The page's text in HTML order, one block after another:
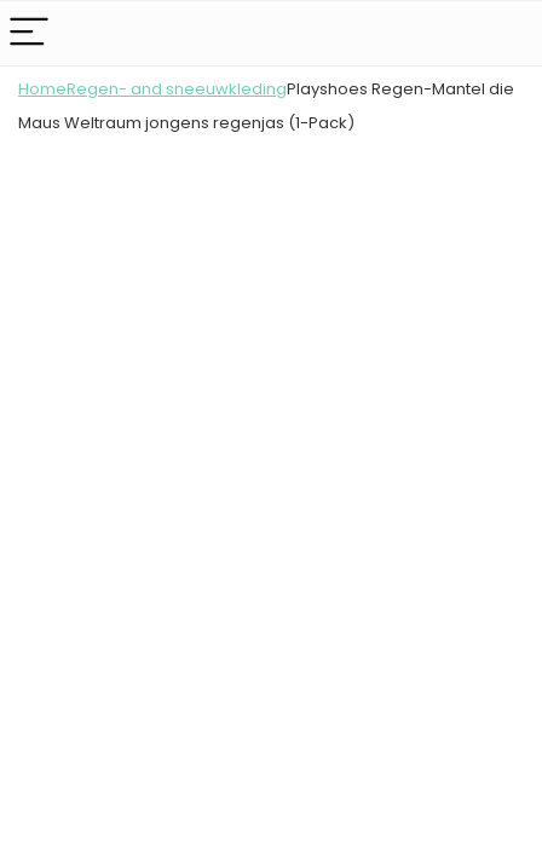
HomeRegen- and sneeuwkledingPlayshoes Regen-Mantel die
Maus Weltraum jongens regenjas (1-Pack)